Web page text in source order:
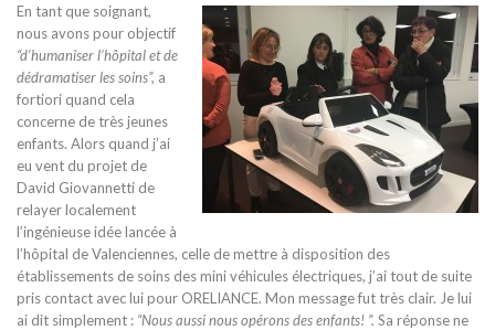
En tant que soignant,
nous avons pour objectif
“d’humaniser l’hôpital et de
dédramatiser les soins”, a
fortiori quand cela
concerne de très jeunes
enfants. Alors quand j’ai
eu vent du projet de
David Giovannetti de
relayer localement
l’ingénieuse idée lancée à
l’hôpital de Valenciennes, celle de mettre à disposition des
établissements de soins des mini véhicules électriques, j’ai tout de suite
pris contact avec lui pour ORELIANCE. Mon message fut très clair. Je lui
ai dit simplement : “Nous aussi nous opérons des enfants! ”. Sa réponse ne